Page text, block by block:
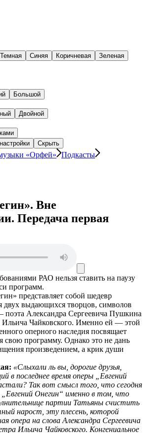
Темная Синяя Коричневая Зеленая
Большой
Двойной
Скрыть
«Орфей»
Подкасты
Вне
Передача первая
РАО нельзя ставить на паузу
программ.
представляет собой шедевр
двух выдающихся творцов, символов
поэта Александра Сергеевича Пушкина
Ильича Чайковского. Именно ей — этой
оперного наследия посвящает
свою программу. Однако это не дань
произведением, а крик души
«Слыхали ль вы, дорогие друзья,
в последнее время оперы „Евгений
Так вот смысл того, что сегодня
„Евгений Онегин“ именно в том, что
партии Татьяны счистить
нарост, эту плесень, которой
опера на слова Александра Сергеевича
Ильича Чайковского. Конгениальное